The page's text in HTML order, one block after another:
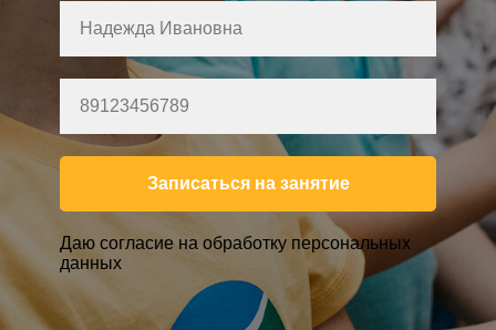
Записаться на занятие
Даю согласие на обработку персональных
данных